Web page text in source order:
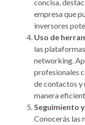
concisa,
empresa que
inversores
Uso de
las
networking.
profesionales
de contactos y
manera
Seguimiento
Conocerás las